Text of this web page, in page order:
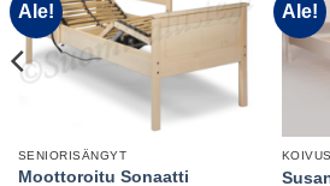
Ale!
SENIORISÄNGYT
Moottoroitu Sonaatti
Ale!